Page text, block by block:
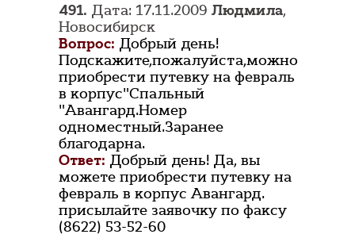
491. Дата: 17.11.2009 Людмила,
Новосибирск
Вопрос: Добрый день!
Подскажите,пожалуйста,можно
приобрести путевку на февраль
в корпус"Спальный
"Авангард.Номер
одноместный.Заранее
благодарна.
Ответ: Добрый день! Да, вы
можете приобрести путевку на
февраль в корпус Авангард.
присылайте заявочку по факсу
(8622) 53-52-60